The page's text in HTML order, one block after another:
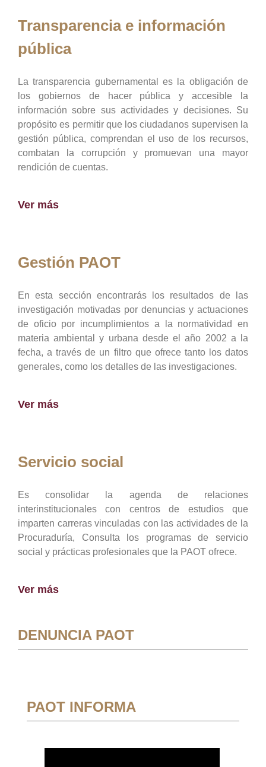
Transparencia e información
pública
La transparencia gubernamental es la obligación de
los gobiernos de hacer pública y accesible la
información sobre sus actividades y decisiones. Su
propósito es permitir que los ciudadanos supervisen la
gestión pública, comprendan el uso de los recursos,
combatan la corrupción y promuevan una mayor
rendición de cuentas.
Ver más
Gestión PAOT
En esta sección encontrarás los resultados de las
investigación motivadas por denuncias y actuaciones
de oficio por incumplimientos a la normatividad en
materia ambiental y urbana desde el año 2002 a la
fecha, a través de un filtro que ofrece tanto los datos
generales, como los detalles de las investigaciones.
Ver más
Servicio social
Es consolidar la agenda de relaciones
interinstitucionales con centros de estudios que
imparten carreras vinculadas con las actividades de la
Procuraduría, Consulta los programas de servicio
social y prácticas profesionales que la PAOT ofrece.
Ver más
DENUNCIA PAOT
PAOT INFORMA